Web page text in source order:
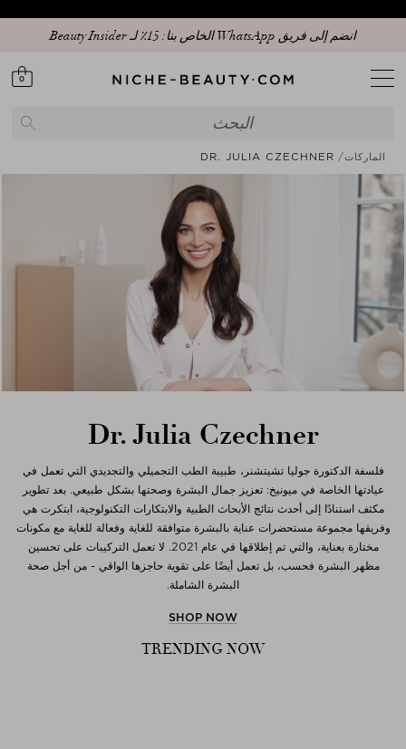
انضم إلى فريق WhatsApp الخاص بنا: 15٪ لـ Beauty Insider
0
الماركات DR. JULIA CZECHNER
Dr. Julia Czechner
فلسفة الدكتورة جوليا تشيتشنر، طبيبة الطب التجميلي والتجديدي التي تعمل في
عيادتها الخاصة في ميونيخ: تعزيز جمال البشرة وصحتها بشكل طبيعي. بعد تطوير
مكثف استنادًا إلى أحدث نتائج الأبحاث الطبية والابتكارات التكنولوجية، ابتكرت هي
وفريقها مجموعة مستحضرات عناية بالبشرة متوافقة للغاية وفعالة للغاية مع مكونات
مختارة بعناية، والتي تم إطلاقها في عام 2021. لا تعمل التركيبات على تحسين
مظهر البشرة فحسب، بل تعمل أيضًا على تقوية حاجزها الواقي - من أجل صحة
البشرة الشاملة.
SHOP NOW
TRENDING NOW